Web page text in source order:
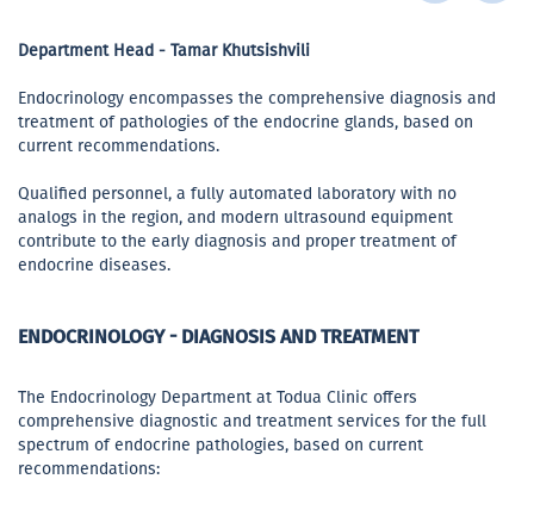
Department Head - Tamar Khutsishvili
Endocrinology encompasses the comprehensive diagnosis and
treatment of pathologies of the endocrine glands, based on
current recommendations.
Qualified personnel, a fully automated laboratory with no
analogs in the region, and modern ultrasound equipment
contribute to the early diagnosis and proper treatment of
endocrine diseases.
ENDOCRINOLOGY - DIAGNOSIS AND TREATMENT
The Endocrinology Department at Todua Clinic offers
comprehensive diagnostic and treatment services for the full
spectrum of endocrine pathologies, based on current
recommendations: